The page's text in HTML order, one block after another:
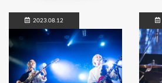
2023.08.12